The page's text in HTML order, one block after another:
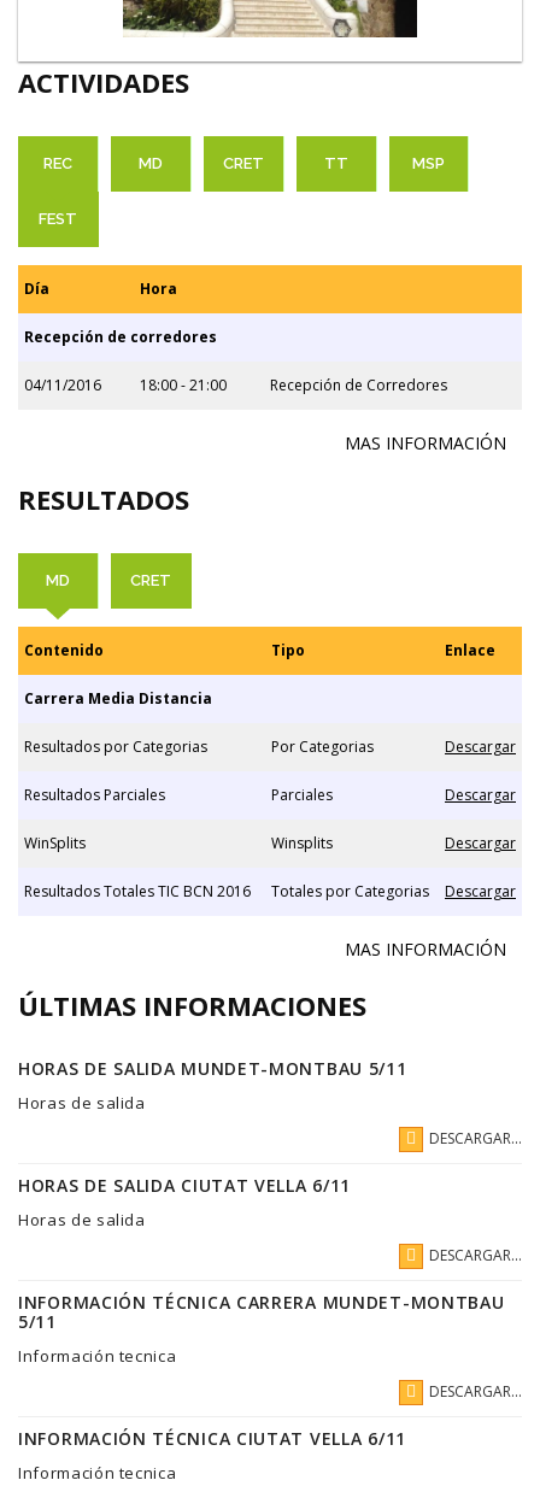
ACTIVIDADES
REC MD CRET TT MSP
FEST
Día Hora
Recepción de corredores
04/11/2016 18:00 - 21:00 Recepción de Corredores
MAS INFORMACIÓN
RESULTADOS
MD CRET
Contenido Tipo Enlace
Carrera Media Distancia
Resultados por Categorias Por Categorias Descargar
Resultados Parciales Parciales Descargar
WinSplits Winsplits Descargar
Resultados Totales TIC BCN 2016 Totales por Categorias Descargar
MAS INFORMACIÓN
ÚLTIMAS INFORMACIONES
HORAS DE SALIDA MUNDET-MONTBAU 5/11
Horas de salida
DESCARGAR...
HORAS DE SALIDA CIUTAT VELLA 6/11
Horas de salida
DESCARGAR...
INFORMACIÓN TÉCNICA CARRERA MUNDET-MONTBAU
5/11
Información tecnica
DESCARGAR...
INFORMACIÓN TÉCNICA CIUTAT VELLA 6/11
Información tecnica